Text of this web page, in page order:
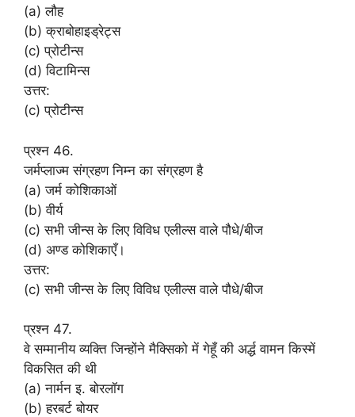
(a) लौह
(b) क्राबोहाइड्रेट्स
(c) प्रोटीन्स
(d) विटामिन्स
उत्तर:
(c) प्रोटीन्स
प्रश्न 46.
जर्मप्लाज्म संग्रहण निम्न का संग्रहण है
(a) जर्म कोशिकाओं
(b) वीर्य
(c) सभी जीन्स के लिए विविध एलील्स वाले पौधे/बीज
(d) अण्ड कोशिकाएँ।
उत्तर:
(c) सभी जीन्स के लिए विविध एलील्स वाले पौधे/बीज
प्रश्न 47.
वे सम्मानीय व्यक्ति जिन्होंने मैक्सिको में गेहूँ की अर्द्ध वामन किस्में
विकसित की थी
(a) नार्मन इ. बोरलॉग
(b) हरबर्ट बोयर